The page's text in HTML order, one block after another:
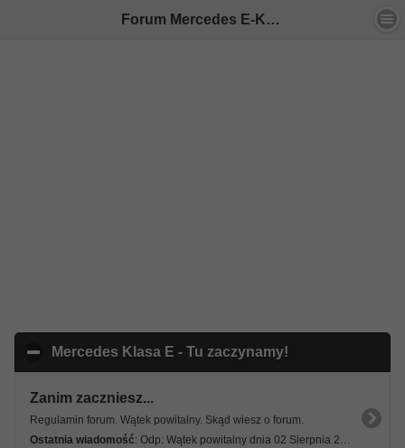
Forum Mercedes E-Klasa - Indeks
Mercedes Klasa E - Tu zaczynamy!
Zanim zaczniesz...
Regulamin forum. Wątek powitalny. Skąd wiesz o forum.
Ostatnia wiadomość: Odp: Wątek powitalny dnia 02 Sierpnia 2026, 22:46 12s